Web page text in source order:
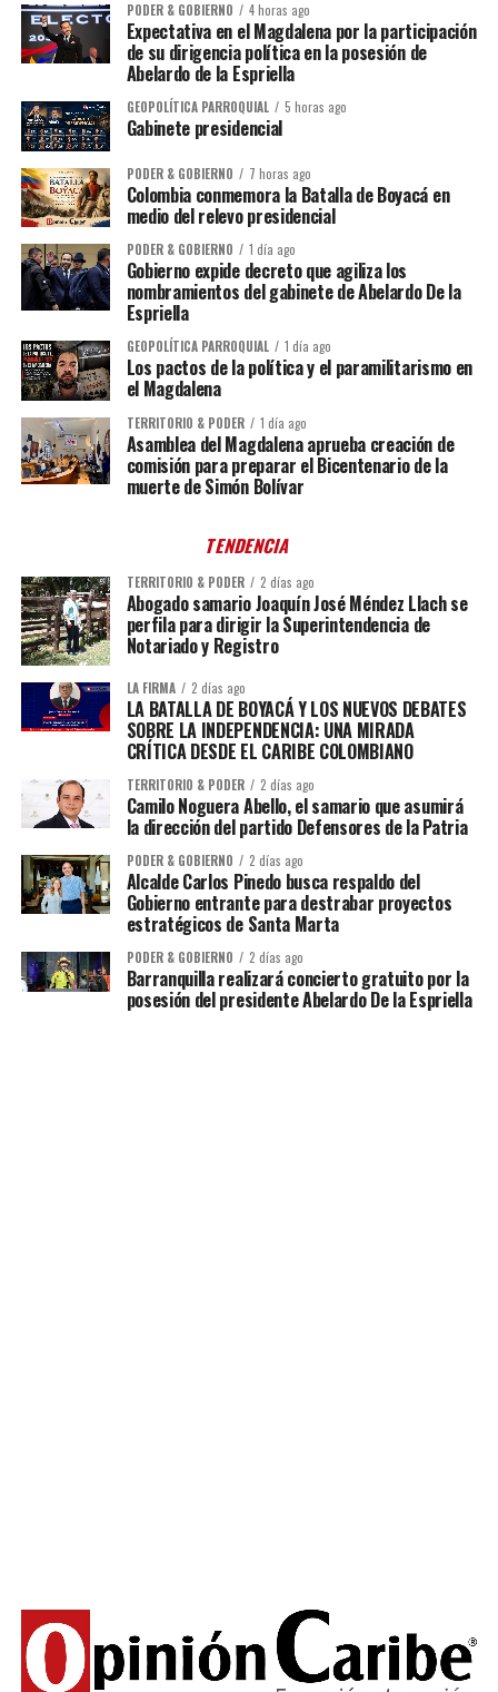
PODER & GOBIERNO 4 horas ago
Expectativa en el Magdalena por la participación
de su dirigencia política en la posesión de
Abelardo de la Espriella
GEOPOLÍTICA PARROQUIAL 5 horas ago
Gabinete presidencial
PODER & GOBIERNO 7 horas ago
Colombia conmemora la Batalla de Boyacá en
medio del relevo presidencial
PODER & GOBIERNO 1 día ago
Gobierno expide decreto que agiliza los
nombramientos del gabinete de Abelardo De la
Espriella
GEOPOLÍTICA PARROQUIAL 1 día ago
Los pactos de la política y el paramilitarismo en
el Magdalena
TERRITORIO & PODER 1 día ago
Asamblea del Magdalena aprueba creación de
comisión para preparar el Bicentenario de la
muerte de Simón Bolívar
TENDENCIA
TERRITORIO & PODER 2 días ago
Abogado samario Joaquín José Méndez Llach se
perfila para dirigir la Superintendencia de
Notariado y Registro
LA FIRMA 2 días ago
LA BATALLA DE BOYACÁ Y LOS NUEVOS DEBATES
SOBRE LA INDEPENDENCIA: UNA MIRADA
CRÍTICA DESDE EL CARIBE COLOMBIANO
TERRITORIO & PODER 2 días ago
Camilo Noguera Abello, el samario que asumirá
la dirección del partido Defensores de la Patria
PODER & GOBIERNO 2 días ago
Alcalde Carlos Pinedo busca respaldo del
Gobierno entrante para destrabar proyectos
estratégicos de Santa Marta
PODER & GOBIERNO 2 días ago
Barranquilla realizará concierto gratuito por la
posesión del presidente Abelardo De la Espriella